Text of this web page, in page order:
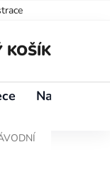
KOŠÍK
Naruto